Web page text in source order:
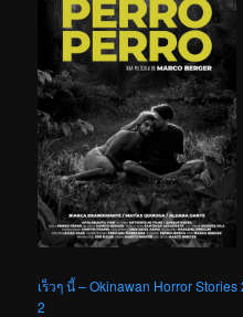
เร็วๆ นี้ – Okinawan Horror
2